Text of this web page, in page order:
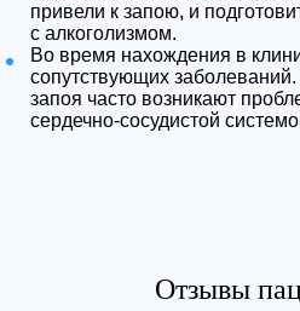
привели к запою, и
с алкоголизмом.
Во время нахождения в
сопутствующих
запоя часто возникают
сердечно-сосудистой
Отзывы